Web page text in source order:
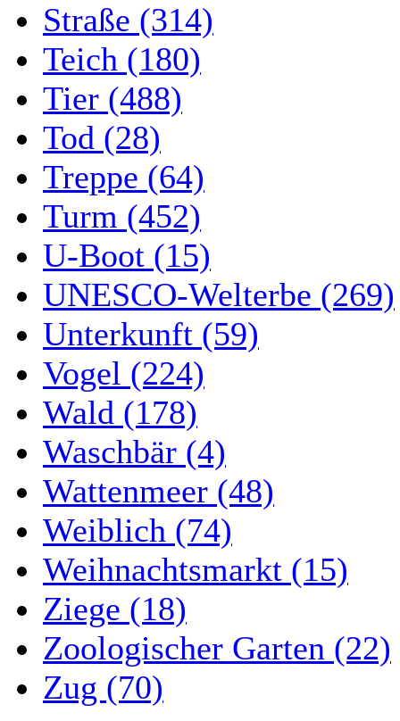
Straße (314)
Teich (180)
Tier (488)
Tod (28)
Treppe (64)
Turm (452)
U-Boot (15)
UNESCO-Welterbe (269)
Unterkunft (59)
Vogel (224)
Wald (178)
Waschbär (4)
Wattenmeer (48)
Weiblich (74)
Weihnachtsmarkt (15)
Ziege (18)
Zoologischer Garten (22)
Zug (70)